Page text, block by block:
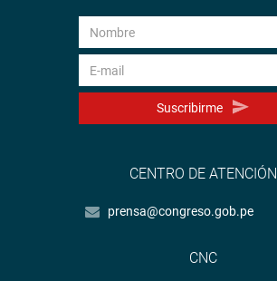
Suscribirme
CENTRO DE ATENCIÓN
prensa@congreso.gob.pe
CNC